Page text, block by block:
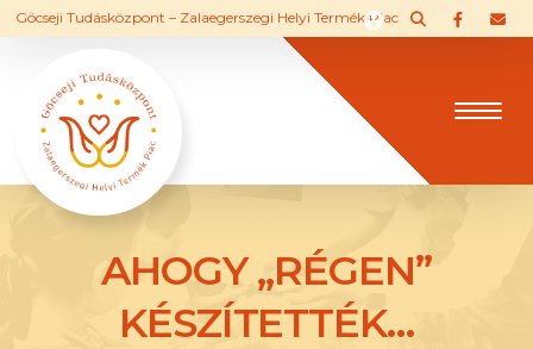
Göcseji Tudásközpont – Zalaegerszegi Helyi Termék Piac
AHOGY „RÉGEN”
KÉSZÍTETTÉK…